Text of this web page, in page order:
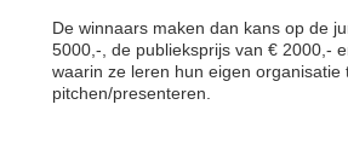
De winnaars maken dan kans op de
5000,-, de publieksprijs van € 2000,-
waarin ze leren hun eigen organisatie
pitchen/presenteren.